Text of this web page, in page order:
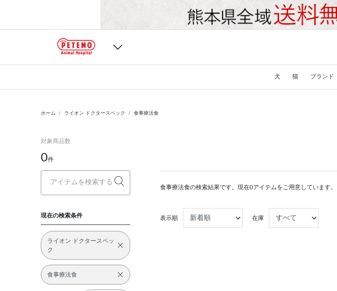
犬 猫 ブランド
ホーム ライオン ドクタースペック 食事療法食
対象商品数
0件
現在の検索条件
ライオン ドクタースペッ
ク
食事療法食
食事療法食の検索結果です。現在0アイテムをご用意しています。
表示順 在庫